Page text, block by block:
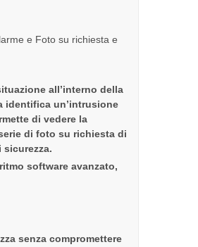
e Foto su richiesta e
all’interno della
identifica un’intrusione
di vedere la
di foto su richiesta di
sicurezza.
software avanzato,
senza compromettere